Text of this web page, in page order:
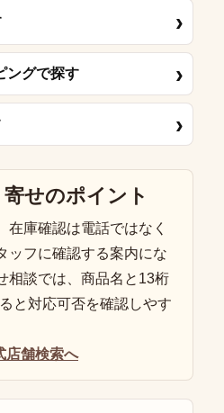
›
ングで探す ›
›
せのポイント
在庫確認は電話ではなく
ッフに確認する案内にな
相談では、商品名と13桁
と対応可否を確認しやす
店舗検索へ